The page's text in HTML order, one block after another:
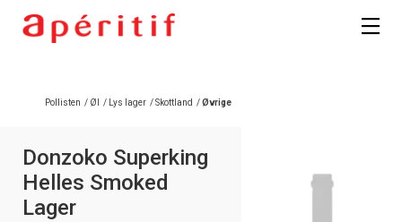
Pollisten / Øl / Lys lager /Skottland /Øvrige
Donzoko Superking
Helles Smoked
Lager